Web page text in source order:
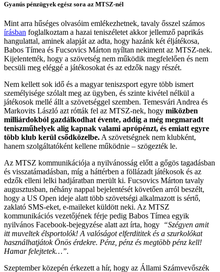
Gyanús pénzügyek egész sora az MTSZ-nél
Mint arra hűséges olvasóim emlékezhetnek, tavaly ősszel számos
írásban foglalkoztam a hazai teniszéletet akkor jellemző paprikás
hangulattal, aminek alapját az adta, hogy hazánk két éljátékosa,
Babos Tímea és Fucsovics Márton nyíltan nekiment az MTSZ-nek.
Kijelentették, hogy a szövetség nem működik megfelelően és nem
becsüli meg eléggé a játékosokat és az edzők nagy részét.
Nem kellett sok idő és a magyar teniszsport egyre több ismert
személyisége szólalt meg az ügyben, és szinte kivétel nélkül a
játékosok mellé állt a szövetséggel szemben. Temesvári Andrea és
Markovits László azt rótták fel az MTSZ-nek, hogy miközben
milliárdokból gazdálkodhat évente, addig a még megmaradt
teniszműhelyek alig kapnak valami aprópénzt, és emiatt egyre
több klub kerül csődközelbe. A szövetségnek nem klubként,
hanem szolgáltatóként kellene működnie – szögezték le.
Az MTSZ kommunikációja a nyilvánosság előtt a gőgös tagadásban
és visszatámadásban, míg a háttérben a föllázadt játékosok és az
edzők elleni lelki hadjáratban merült ki. Fucsovics Márton tavaly
augusztusban, néhány nappal bejelentését követően arról beszélt,
hogy a US Open ideje alatt több szövetségi alkalmazott is sértő,
zaklató SMS-eket, e-maileket küldött neki. Az MTSZ
kommunikációs vezetőjének férje pedig Babos Tímea egyik
nyilvános Facebook-bejegyzése alatt azt írta, hogy “Szégyen amit
itt muveltek élsportolók! A valóságot elferdititek és a szurkolókat
használhatjátok Önös érdekre. Pénz, pénz és megtöbb pénz kell!
Hamar felejtetek…”.
Szeptember közepén érkezett a hír, hogy az Állami Számvevőszék